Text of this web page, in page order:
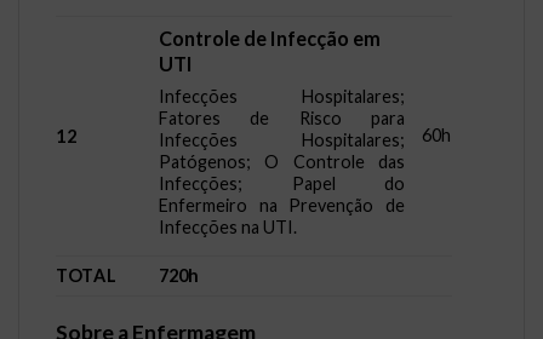
12
Controle de Infecção em
UTI
Infecções Hospitalares;
Fatores de Risco para
Infecções Hospitalares;
Patógenos; O Controle das
Infecções; Papel do
Enfermeiro na Prevenção de
Infecções na UTI.
60h
TOTAL 720h
Sobre a Enfermagem